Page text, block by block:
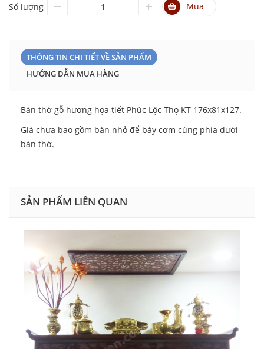
Số lượng Mua
THÔNG TIN CHI TIẾT VỀ SẢN PHẨM
HƯỚNG DẪN MUA HÀNG
Bàn thờ gỗ hương họa tiết Phúc Lộc Thọ KT 176x81x127.
Giá chưa bao gồm bàn nhỏ để bày cơm cúng phía dưới
bàn thờ.
SẢN PHẨM LIÊN QUAN